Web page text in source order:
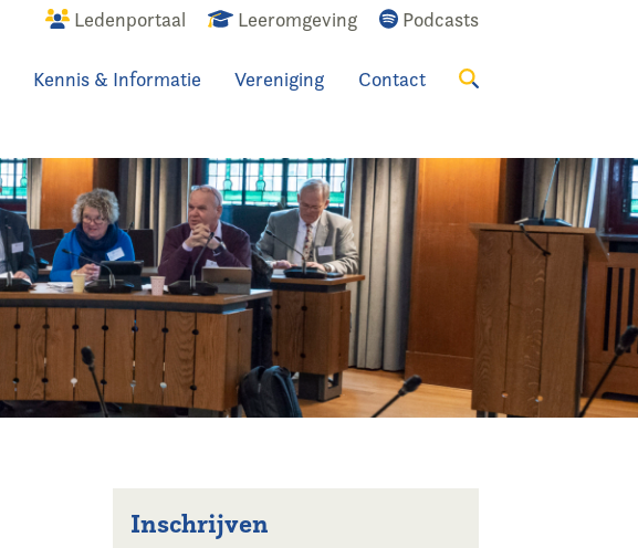
Ledenportaal Leeromgeving Podcasts
Kennis & Informatie Vereniging Contact
Inschrijven